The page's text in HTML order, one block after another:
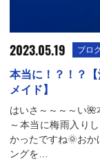
2023.05.19 ブロ
本当に！？！？
メイド】
はいさ～～～～い
～本当に梅雨入り
かったですね🌞おか
ングを…